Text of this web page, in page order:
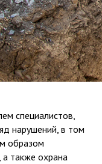
специалистов,
нарушений, в том
образом
также охрана